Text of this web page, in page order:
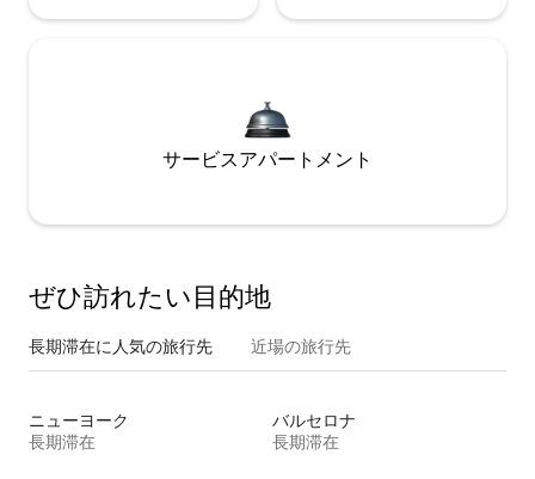
サービスアパートメント
ぜひ訪⁠れ⁠た⁠い目⁠的⁠地
長期滞在に人気の旅行先 近場の旅行先
ニューヨーク
長期滞在
バルセロナ
長期滞在